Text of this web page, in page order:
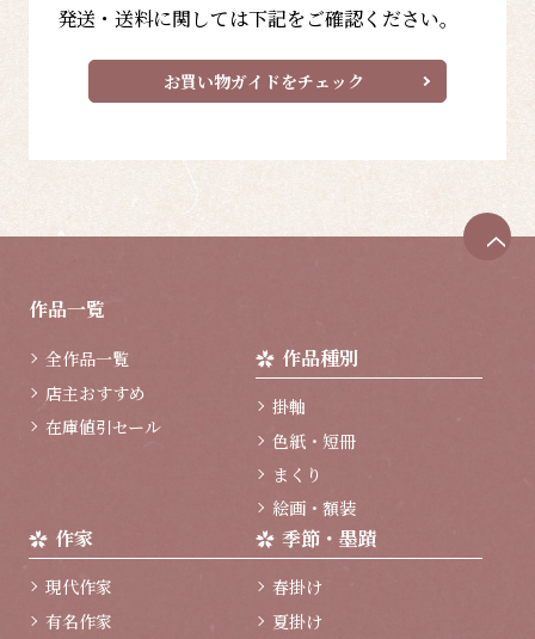
発送・送料に関しては下記をご確認ください。
お買い物ガイドをチェック
作品一覧
全作品一覧
店主おすすめ
在庫値引セール
作品種別
掛軸
色紙・短冊
まくり
絵画・額装
作家
現代作家
有名作家
季節・墨蹟
春掛け
夏掛け
ペ